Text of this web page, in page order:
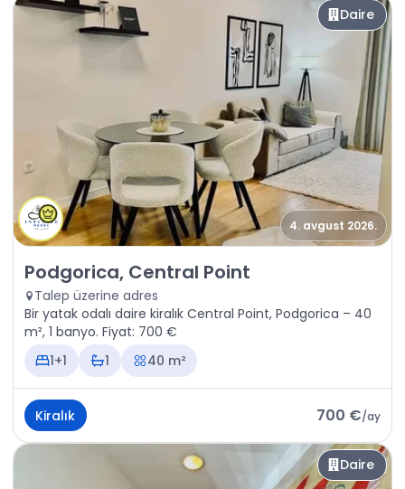
Daire
4. avgust 2026.
Kiralık - Daire Podgorica, Central Point
Podgorica, Central Point
Talep üzerine adres
Bir yatak odalı daire kiralık Central Point, Podgorica – 40
m², 1 banyo. Fiyat: 700 €
1+1
1 40 m²
Kiralık 700 €/ay
Daire